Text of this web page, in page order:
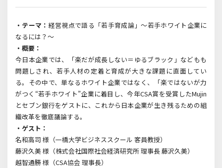
・ テーマ： 経営視点で語る「若手育成論」～若手ホワイト企業に
なるには？～
・概要：
今日本企業では、「楽だが成長しない＝ゆるブラック」などもも
問題しされ、若手人材の定着と育成が大きな課題に直面してい
る。その中で、単なるホワイト企業ではなく、「楽ではないが力
がつく“若手ホワイト”企業に着目し、今年CSA賞を受賞したMujin
とセブン銀行をゲストに、これから日本企業が生き残るための組
織改革を徹底議論する。
・ゲスト：
名和高司 様（一橋大学ビジネススクール 客員教授）
藤沢久美 様（株式会社国際社会経済研究所 理事長 藤沢久美）
越智通勝 様（CSA協会 理事長）